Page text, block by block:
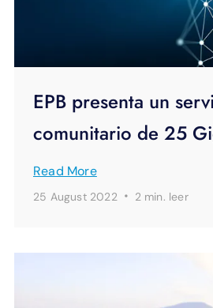
EPB presenta un
comunitario de 25
Read More
25 August 2022 · 2 min. leer